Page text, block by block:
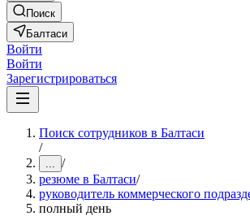
Поиск
Балтаси
Войти
Войти
Зарегистрироваться
Поиск сотрудников в Балтаси
/
... /
резюме в Балтаси/
руководитель коммерческого
полный день